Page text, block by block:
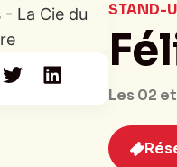
STAND-
Les 02